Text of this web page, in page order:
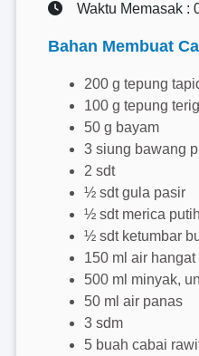
Waktu Memasak :
Bahan Membuat
200 g tepung
100 g tepung
50 g bayam
3 siung bawang
2 sdt
½ sdt gula pasir
½ sdt merica
½ sdt ketumbar
150 ml air hangat
500 ml minyak,
50 ml air panas
3 sdm
5 buah cabai